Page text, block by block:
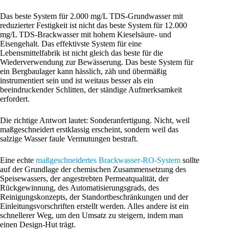
Das beste System für 2.000 mg/L TDS-Grundwasser mit
reduzierter Festigkeit ist nicht das beste System für 12.000
mg/L TDS-Brackwasser mit hohem Kieselsäure- und
Eisengehalt. Das effektivste System für eine
Lebensmittelfabrik ist nicht gleich das beste für die
Wiederverwendung zur Bewässerung. Das beste System für
ein Bergbaulager kann hässlich, zäh und übermäßig
instrumentiert sein und ist weitaus besser als ein
beeindruckender Schlitten, der ständige Aufmerksamkeit
erfordert.
Die richtige Antwort lautet: Sonderanfertigung. Nicht, weil
maßgeschneidert erstklassig erscheint, sondern weil das
salzige Wasser faule Vermutungen bestraft.
Eine echte maßgeschneidertes Brackwasser-RO-System sollte
auf der Grundlage der chemischen Zusammensetzung des
Speisewassers, der angestrebten Permeatqualität, der
Rückgewinnung, des Automatisierungsgrads, des
Reinigungskonzepts, der Standortbeschränkungen und der
Einleitungsvorschriften erstellt werden. Alles andere ist ein
schnellerer Weg, um den Umsatz zu steigern, indem man
einen Design-Hut trägt.